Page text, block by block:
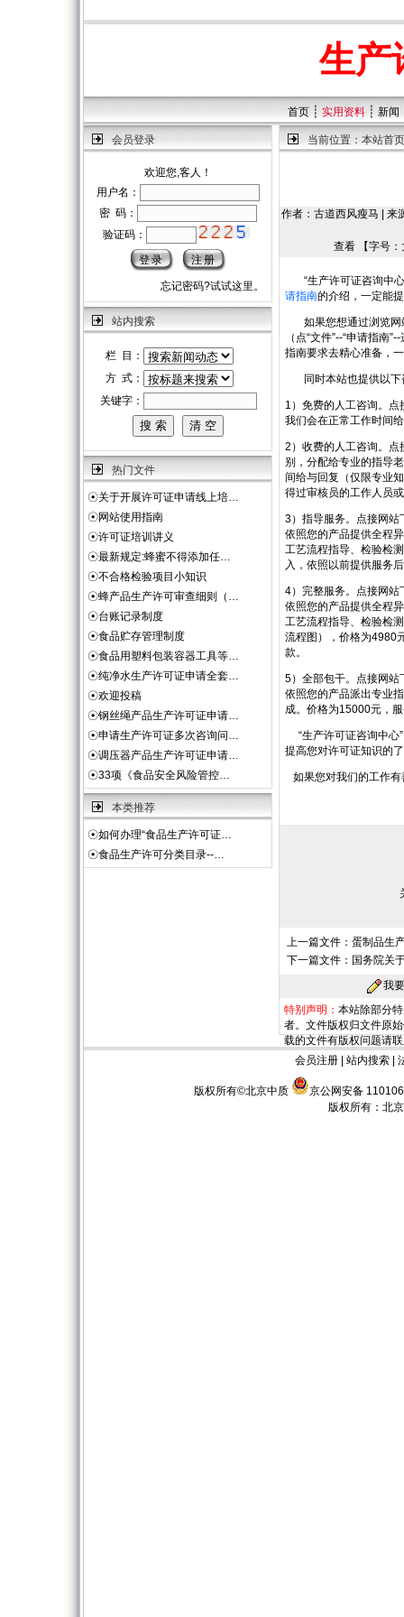
生产
首页 ┊ 实用资料 ┊ 新闻
会员登录
欢迎您,客人！
用户名：
密 码：
验证码：
忘记密码?试试这里。
站内搜索
栏 目：
方 式：
关键字：
热门文件
☉关于开展许可证申请线上培…
☉网站使用指南
☉许可证培训讲义
☉最新规定:蜂蜜不得添加任…
☉不合格检验项目小知识
☉蜂产品生产许可审查细则（…
☉台账记录制度
☉食品贮存管理制度
☉食品用塑料包装容器工具等…
☉纯净水生产许可证申请全套…
☉欢迎投稿
☉钢丝绳产品生产许可证申请…
☉申请生产许可证多次咨询问…
☉调压器产品生产许可证申请…
☉33项《食品安全风险管控…
本类推荐
☉如何办理“食品生产许可证…
☉食品生产许可分类目录--…
当前位置： 本站首页
作者：古道西风瘦马 | 来
查看 【字号：
“生产许可证咨询中心
请指南的介绍，一定能
如果您想通过浏览网
（点“文件”--“申请指南
指南要求去精心准备，
同时本站也提供以下
1）免费的人工咨询。点
我们会在正常工作时间
2）收费的人工咨询。点
别，分配给专业的指导
间给与回复（仅限专业
得过审核员的工作人员
3）指导服务。点接网站
依照您的产品提供全程
工艺流程指导、检验检
入，依照以前提供服务
4）完整服务。点接网站
依照您的产品提供全程
工艺流程指导、检验检
流程图），价格为4980
款。
5）全部包干。点接网站
依照您的产品派出专业
成。价格为15000元，
“生产许可证咨询中心
提高您对许可证知识的
如果您对我们的工作
上一篇文件： 蛋制品生
下一篇文件： 国务院关
我
特别声明： 本站除部分
者。文件版权归文件原
载的文件有版权问题请
会员注册| 站内搜索|
版权所有©北京中质
京公网安备
版权所有： 北